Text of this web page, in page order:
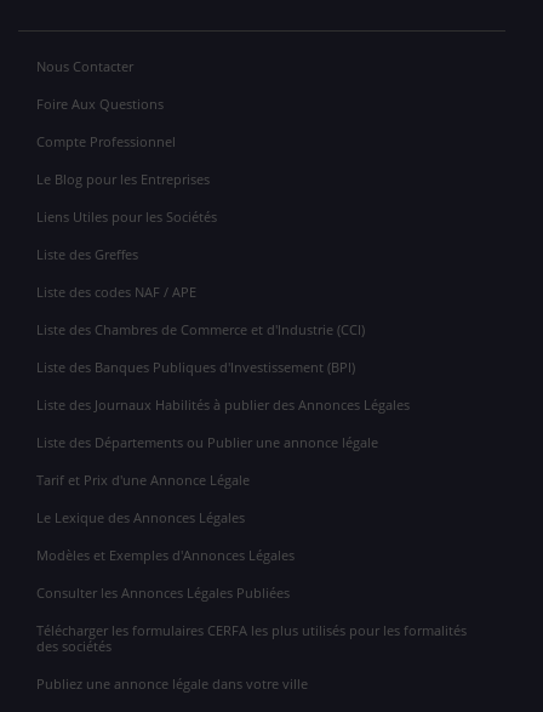
Nous Contacter
Foire Aux Questions
Compte Professionnel
Le Blog pour les Entreprises
Liens Utiles pour les Sociétés
Liste des Greffes
Liste des codes NAF / APE
Liste des Chambres de Commerce et d'Industrie (CCI)
Liste des Banques Publiques d'Investissement (BPI)
Liste des Journaux Habilités à publier des Annonces Légales
Liste des Départements ou Publier une annonce légale
Tarif et Prix d'une Annonce Légale
Le Lexique des Annonces Légales
Modèles et Exemples d'Annonces Légales
Consulter les Annonces Légales Publiées
Télécharger les formulaires CERFA les plus utilisés pour les formalités
des sociétés
Publiez une annonce légale dans votre ville